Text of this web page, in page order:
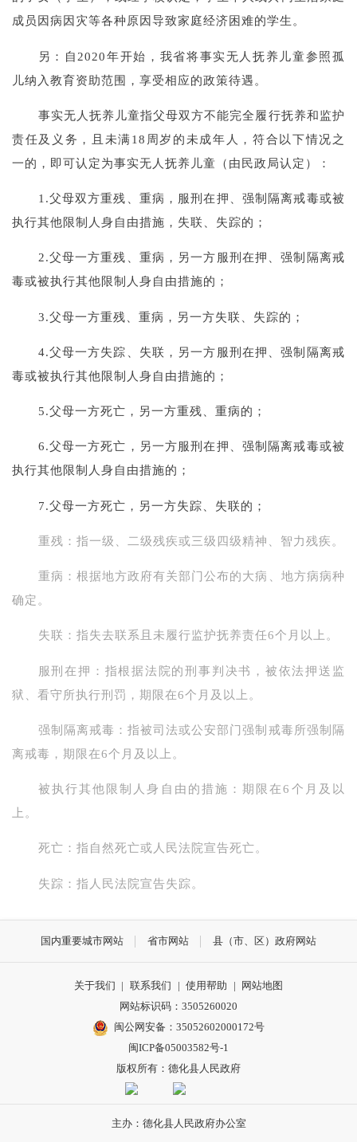
成员因病因灾等各种原因导致家庭经济困难的学生。
另：自2020年开始，我省将事实无人抚养儿童参照孤
儿纳入教育资助范围，享受相应的政策待遇。
事实无人抚养儿童指父母双方不能完全履行抚养和监护
责任及义务，且未满18周岁的未成年人，符合以下情况之
一的，即可认定为事实无人抚养儿童（由民政局认定）：
1.父母双方重残、重病，服刑在押、强制隔离戒毒或被
执行其他限制人身自由措施，失联、失踪的；
2.父母一方重残、重病，另一方服刑在押、强制隔离戒
毒或被执行其他限制人身自由措施的；
3.父母一方重残、重病，另一方失联、失踪的；
4.父母一方失踪、失联，另一方服刑在押、强制隔离戒
毒或被执行其他限制人身自由措施的；
5.父母一方死亡，另一方重残、重病的；
6.父母一方死亡，另一方服刑在押、强制隔离戒毒或被
执行其他限制人身自由措施的；
7.父母一方死亡，另一方失踪、失联的；
重残：指一级、二级残疾或三级四级精神、智力残疾。
重病：根据地方政府有关部门公布的大病、地方病病种
确定。
失联：指失去联系且未履行监护抚养责任6个月以上。
服刑在押：指根据法院的刑事判决书，被依法押送监
狱、看守所执行刑罚，期限在6个月及以上。
强制隔离戒毒：指被司法或公安部门强制戒毒所强制隔
离戒毒，期限在6个月及以上。
被执行其他限制人身自由的措施：期限在6个月及以
上。
死亡：指自然死亡或人民法院宣告死亡。
失踪：指人民法院宣告失踪。
国内重要城市网站 省市网站 县（市、区）政府网站
关于我们 | 联系我们 | 使用帮助 | 网站地图
网站标识码：3505260020
闽公网安备：35052602000172号
闽ICP备05003582号-1
版权所有：德化县人民政府
主办：德化县人民政府办公室